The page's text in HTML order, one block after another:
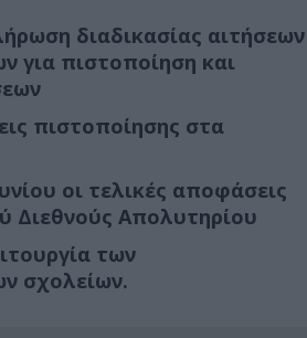
διαδικασίας αιτήσεων
για πιστοποίηση και
πιστοποίησης στα
οι τελικές αποφάσεις
Διεθνούς Απολυτηρίου
των
σχολείων.